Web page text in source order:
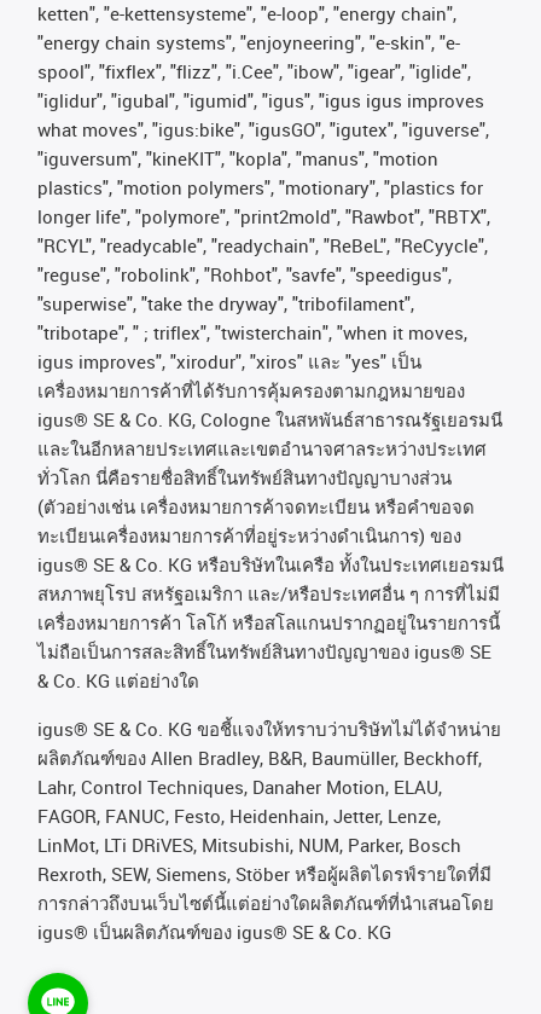
ketten", "e-kettensysteme", "e-loop", "energy chain",
"energy chain systems", "enjoyneering", "e-skin", "e-
spool", "fixflex", "flizz", "i.Cee", "ibow", "igear", "iglide",
"iglidur", "igubal", "igumid", "igus", "igus igus improves
what moves", "igus:bike", "igusGO", "igutex", "iguverse",
"iguversum", "kineKIT", "kopla", "manus", "motion
plastics", "motion polymers", "motionary", "plastics for
longer life", "polymore", "print2mold", "Rawbot", "RBTX",
"RCYL", "readycable", "readychain", "ReBeL", "ReCyycle",
"reguse", "robolink", "Rohbot", "savfe", "speedigus",
"superwise", "take the dryway", "tribofilament",
"tribotape", " ; triflex", "twisterchain", "when it moves,
igus improves", "xirodur", "xiros" และ "yes" เป็น
เครื่องหมายการค้าที่ได้รับการคุ้มครองตามกฎหมายของ
igus® SE & Co. KG, Cologne ในสหพันธ์สาธารณรัฐเยอรมนี
และในอีกหลายประเทศและเขตอํานาจศาลระหว่างประเทศ
ทั่วโลก นี่คือรายชื่อสิทธิ์ในทรัพย์สินทางปัญญาบางส่วน
(ตัวอย่างเช่น เครื่องหมายการค้าจดทะเบียน หรือคำขอจด
ทะเบียนเครื่องหมายการค้าที่อยู่ระหว่างดำเนินการ) ของ
igus® SE & Co. KG หรือบริษัทในเครือ ทั้งในประเทศเยอรมนี
สหภาพยุโรป สหรัฐอเมริกา และ/หรือประเทศอื่น ๆ การที่ไม่มี
เครื่องหมายการค้า โลโก้ หรือสโลแกนปรากฏอยู่ในรายการนี้
ไม่ถือเป็นการสละสิทธิ์ในทรัพย์สินทางปัญญาของ igus® SE
& Co. KG แต่อย่างใด
igus® SE & Co. KG ขอชี้แจงให้ทราบว่าบริษัทไม่ได้จําหน่าย
ผลิตภัณฑ์ของ Allen Bradley, B&R, Baumüller, Beckhoff,
Lahr, Control Techniques, Danaher Motion, ELAU,
FAGOR, FANUC, Festo, Heidenhain, Jetter, Lenze,
LinMot, LTi DRiVES, Mitsubishi, NUM, Parker, Bosch
Rexroth, SEW, Siemens, Stöber หรือผู้ผลิตไดรฟ์รายใดที่มี
การกล่าวถึงบนเว็บไซต์นี้แต่อย่างใดผลิตภัณฑ์ที่นําเสนอโดย
igus® เป็นผลิตภัณฑ์ของ igus® SE & Co. KG